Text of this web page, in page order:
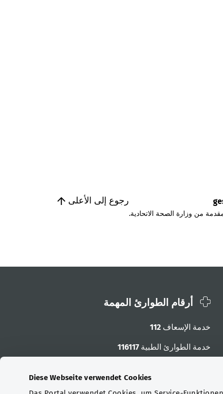
Diese Webseite verwendet Cookies
رجوع إلى الأعلى
من وزارة الصحة الاتحادية.
أرقام الطوارئ المهمة
خدمة الإسعاف 112
خدمة الطوارئ الطبية116117